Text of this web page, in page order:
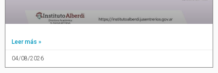
Leer más »
04/08/2026